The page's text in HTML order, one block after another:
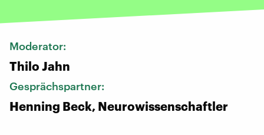
Moderator:
Thilo Jahn
Gesprächspartner:
Henning Beck, Neurowissenschaftler